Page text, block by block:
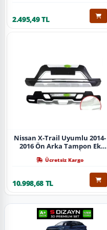
2.495,49 TL
Nissan X-Trail Uyumlu 2014-
2016 Ön Arka Tampon Ek
Koruma Difüzör İthal
Ücretsiz Kargo
10.998,68 TL